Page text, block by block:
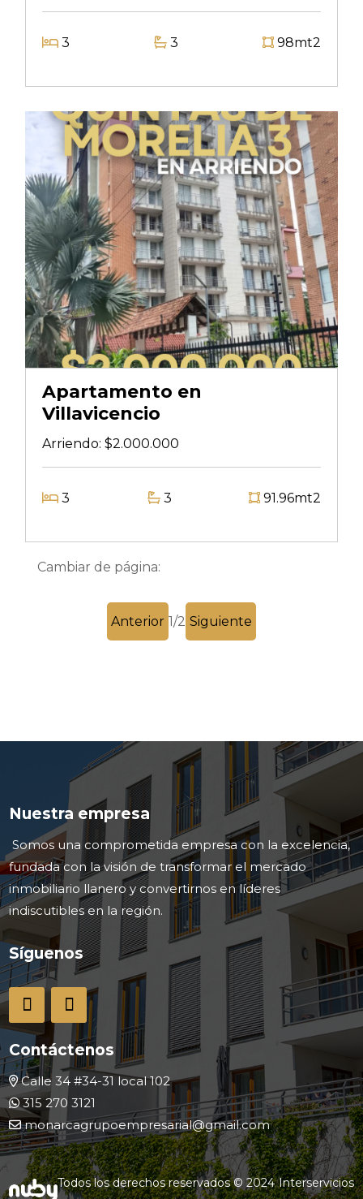
3 3 98mt2
Apartamento en
Villavicencio
Arriendo:$2.000.000
3 3 91.96mt2
Cambiar de página:
Anterior 1/2 Siguiente
Nuestra empresa
Somos una comprometida empresa con la excelencia,
fundada con la visión de transformar el mercado
inmobiliario llanero y convertirnos en líderes
indiscutibles en la región.
Síguenos
Contáctenos
Calle 34 #34-31 local 102
315 270 3121
monarcagrupoempresarial@gmail.com
Todos los derechos reservados © 2024Interservicios